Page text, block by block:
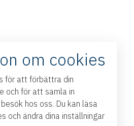
om cookies
för att förbättra din
och för att samla in
hos oss. Du kan läsa
och ändra dina inställningar